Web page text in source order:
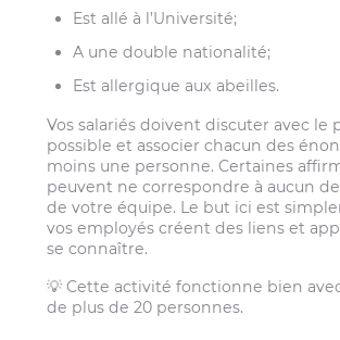
Est allé à l’Université;
A une double nationalité;
Est allergique aux abeilles.
Vos salariés doivent discuter avec le
possible et associer chacun des
moins une personne. Certaines
peuvent ne correspondre à aucun
de votre équipe. Le but ici est
vos employés créent des liens et
se connaître.
💡 Cette activité fonctionne bien
de plus de 20 personnes.